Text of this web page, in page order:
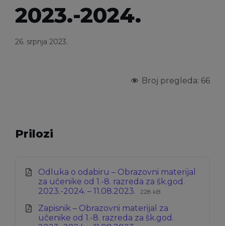
2023.-2024.
26. srpnja 2023.
Broj pregleda: 66
Prilozi
Odluka o odabiru – Obrazovni materijal
za učenike od 1.-8. razreda za šk.god.
2023.-2024. – 11.08.2023. Ekstenzija
pdf
Veličina
228 kB
Zapisnik – Obrazovni materijal za
učenike od 1.-8. razreda za šk.god.